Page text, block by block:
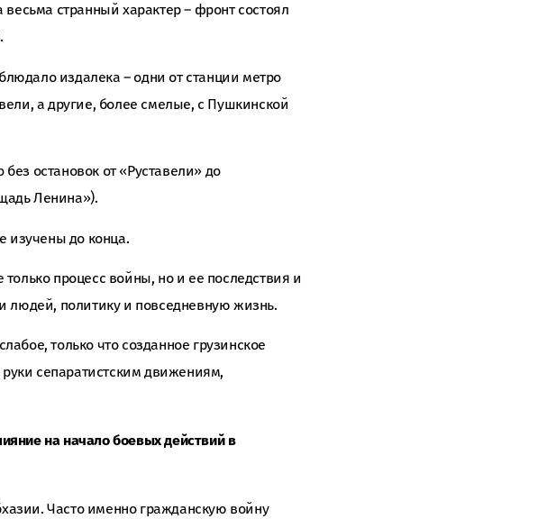
странный характер – фронт состоял
издалека – одни от станции метро
а другие, более смелые, с Пушкинской
остановок от «Руставели» до
Ленина»).
изучены до конца.
процесс войны, но и ее последствия и
людей, политику и повседневную жизнь.
только что созданное грузинское
руки сепаратистским движениям,
на начало боевых действий в
Часто именно гражданскую войну